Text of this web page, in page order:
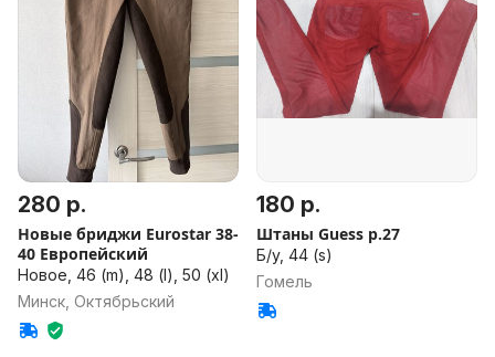
280 р.
Новые бриджи Eurostar 38-
40 Европейский
Новое, 46 (m), 48 (l), 50 (xl)
Минск, Октябрьский
180 р.
Штаны Guess р.27
Б/у, 44 (s)
Гомель